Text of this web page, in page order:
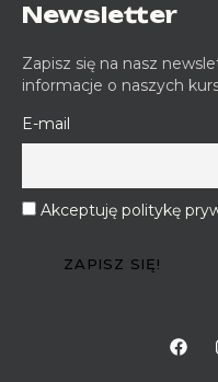
Newsletter
Zapisz się na nasz
informacje o naszych
E-mail
Akceptuję politykę